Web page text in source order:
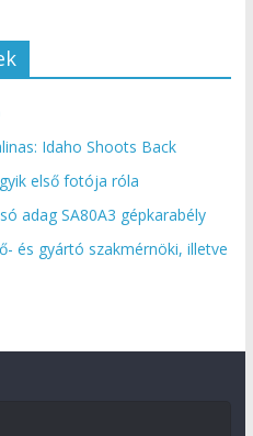
Idaho Shoots Back
első fotója róla
adag SA80A3 gépkarabély
és gyártó szakmérnöki, illetve